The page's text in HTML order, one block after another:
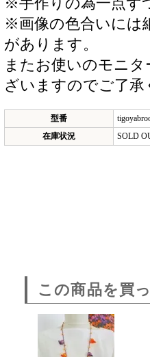
※手作りの為一点ず
※画像の色合いには
があります。
またお使いのモニ
ざいますのでご了承
型番
在庫状況
SOLD
この商品を買